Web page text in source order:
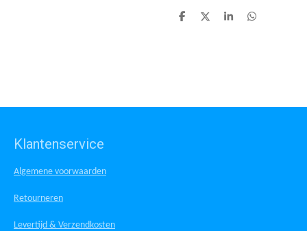
D
D
S
D
Klantenservice
Algemene voorwaarden
Retourneren
Levertijd & Verzendkosten